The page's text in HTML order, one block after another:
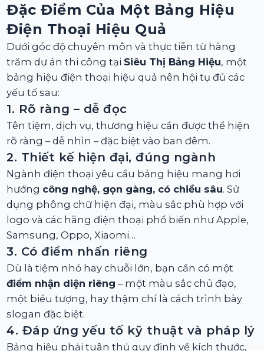
Đặc Điểm Của Một Bảng Hiệu
Điện Thoại Hiệu Quả
Dưới góc độ chuyên môn và thực tiễn từ hàng
trăm dự án thi công tại Siêu Thị Bảng Hiệu, một
bảng hiệu điện thoại hiệu quả nên hội tụ đủ các
yếu tố sau:
1. Rõ ràng – dễ đọc
Tên tiệm, dịch vụ, thương hiệu cần được thể hiện
rõ ràng – dễ nhìn – đặc biệt vào ban đêm.
2. Thiết kế hiện đại, đúng ngành
Ngành điện thoại yêu cầu bảng hiệu mang hơi
hướng công nghệ, gọn gàng, có chiều sâu. Sử
dụng phông chữ hiện đại, màu sắc phù hợp với
logo và các hãng điện thoại phổ biến như Apple,
Samsung, Oppo, Xiaomi…
3. Có điểm nhấn riêng
Dù là tiệm nhỏ hay chuỗi lớn, bạn cần có một
điểm nhận diện riêng – một màu sắc chủ đạo,
một biểu tượng, hay thậm chí là cách trình bày
slogan đặc biệt.
4. Đáp ứng yếu tố kỹ thuật và pháp lý
Bảng hiệu phải tuân thủ quy định về kích thước,